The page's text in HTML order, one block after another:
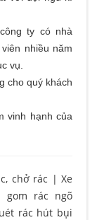
ty có nhà
nhiều năm
vụ.
cho quý khách
vinh hạnh của
chở rác | Xe
gom rác ngõ
rác hút bụi